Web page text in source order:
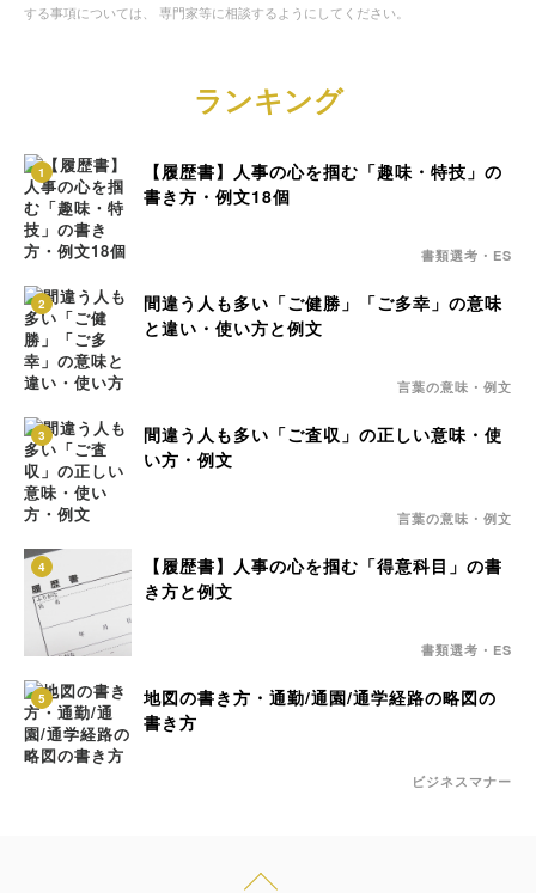
する事項については、 専門家等に相談するようにしてください。
ランキング
1
【履歴書】人事の心を掴む「趣味・特技」の
書き方・例文18個
書類選考・ES
2
間違う人も多い「ご健勝」「ご多幸」の意味
と違い・使い方と例文
言葉の意味・例文
3
間違う人も多い「ご査収」の正しい意味・使
い方・例文
言葉の意味・例文
4
【履歴書】人事の心を掴む「得意科目」の書
き方と例文
書類選考・ES
5
地図の書き方・通勤/通園/通学経路の略図の
書き方
ビジネスマナー